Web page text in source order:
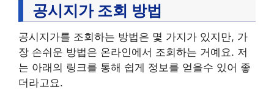
공시지가 조회 방법
공시지가를 조회하는 방법은 몇 가지가 있지만, 가
장 손쉬운 방법은 온라인에서 조회하는 거예요. 저
는 아래의 링크를 통해 쉽게 정보를 얻을수 있어 좋
더라고요.